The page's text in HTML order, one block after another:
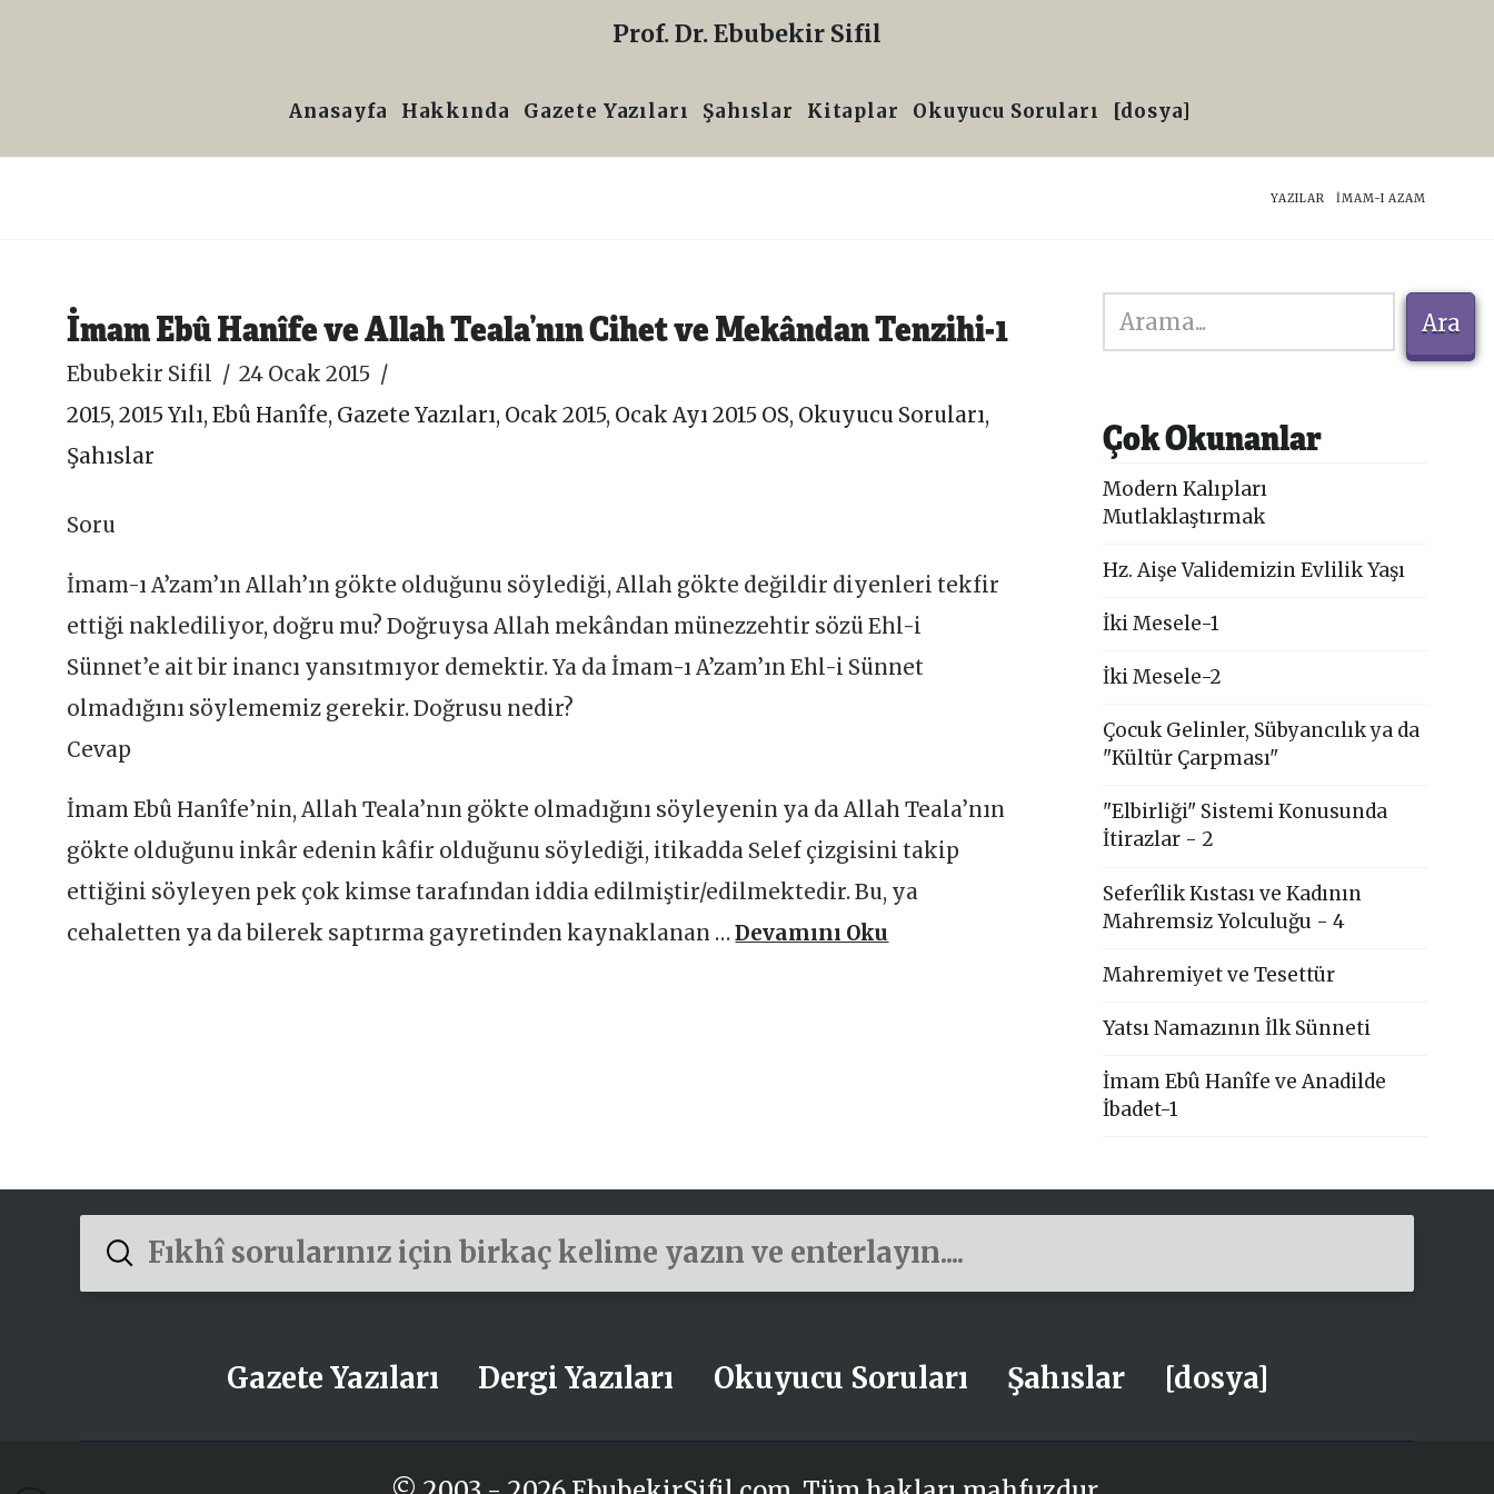
Sifil
Prof. Dr. Ebubekir Sifil
Anasayfa Hakkında Gazete Yazıları Şahıslar Kitaplar Okuyucu Soruları [dosya]
HOME
YAZILAR İMAM-I AZAM
İmam Ebû Hanîfe ve Allah Teala’nın Cihet ve Mekândan Tenzihi-1
Ebubekir Sifil
24 Ocak 2015
2015,2015 Yılı,Ebû Hanîfe, Gazete Yazıları, Ocak 2015, Ocak Ayı 2015 OS, Okuyucu Soruları,
Şahıslar
Soru
İmam-ı A’zam’ın Allah’ın gökte olduğunu söylediği, Allah gökte değildir diyenleri tekfir
ettiği naklediliyor, doğru mu? Doğruysa Allah mekândan münezzehtir sözü Ehl-i
Sünnet’e ait bir inancı yansıtmıyor demektir. Ya da İmam-ı A’zam’ın Ehl-i Sünnet
olmadığını söylememiz gerekir. Doğrusu nedir?
Cevap
İmam Ebû Hanîfe’nin, Allah Teala’nın gökte olmadığını söyleyenin ya da Allah Teala’nın
gökte olduğunu inkâr edenin kâfir olduğunu söylediği, itikadda Selef çizgisini takip
ettiğini söyleyen pek çok kimse tarafından iddia edilmiştir/edilmektedir. Bu, ya
cehaletten ya da bilerek saptırma gayretinden kaynaklanan …Devamını Oku
Ara
Ara
Çok Okunanlar
Modern Kalıpları
Mutlaklaştırmak
Hz. Aişe Validemizin Evlilik Yaşı
İki Mesele-1
İki Mesele-2
Çocuk Gelinler, Sübyancılık ya da
"Kültür Çarpması"
"Elbirliği" Sistemi Konusunda
İtirazlar - 2
Seferîlik Kıstası ve Kadının
Mahremsiz Yolculuğu - 4
Mahremiyet ve Tesettür
Yatsı Namazının İlk Sünneti
İmam Ebû Hanîfe ve Anadilde
İbadet-1
Search
Submit
Gazete Yazıları Dergi Yazıları Okuyucu Soruları Şahıslar [dosya]